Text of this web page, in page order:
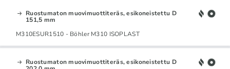
Ruostumaton muovimuottiteräs, esikoneistettu D
151,5 mm
M310ESUR1510 - Böhler M310 ISOPLAST
Ruostumaton muovimuottiteräs, esikoneistettu D